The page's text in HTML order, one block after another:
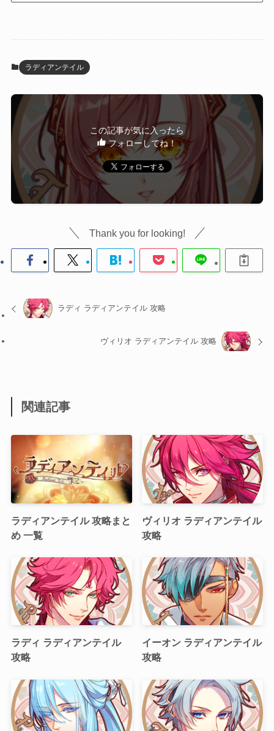
ラディアンテイル
この記事が気に入ったら
フォローしてね！
Thank you for looking!
ラディ ラディアンテイル 攻略
ヴィリオ ラディアンテイル 攻略
関連記事
ラディアンテイル 攻略まと
め 一覧
ヴィリオ ラディアンテイル
攻略
ラディ ラディアンテイル
攻略
イーオン ラディアンテイル
攻略